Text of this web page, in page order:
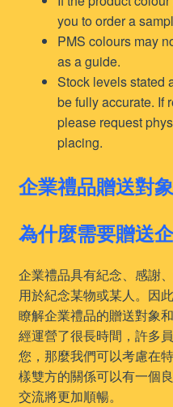
you to order a
PMS colours may
as a guide.
Stock levels stated
be fully accurate. If
please request
placing.
企業禮品贈送對象
為什麼需要贈送
企業禮品具有紀念、感謝
用於紀念某物或某人。因
瞭解企業禮品的贈送對象
經運營了很長時間，許多
您，那麼我們可以考慮在
樣雙方的關係可以有一個
交流將更加順暢。